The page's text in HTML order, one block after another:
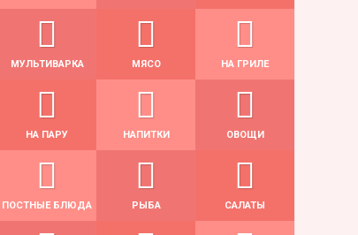
МУЛЬТИВАРКА МЯСО НА ГРИЛЕ
НА ПАРУ НАПИТКИ ОВОЩИ
ПОСТНЫЕ БЛЮДА РЫБА САЛАТЫ